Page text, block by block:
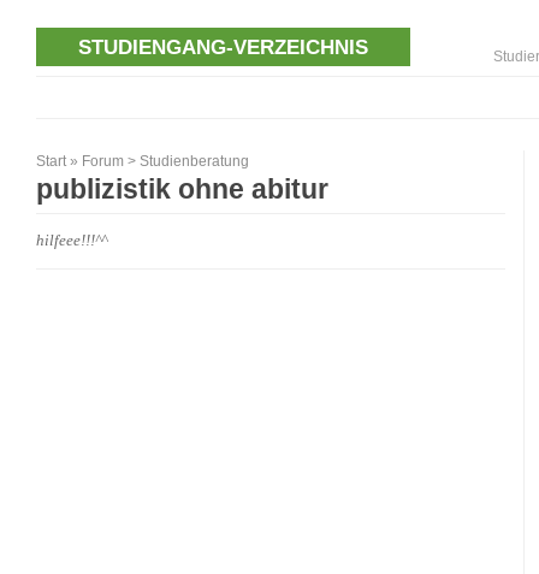
STUDIENGANG-VERZEICHNIS
Start » Forum > Studienberatung
publizistik ohne abitur
hilfeee!!!^^